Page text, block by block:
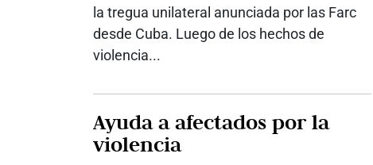
la tregua unilateral anunciada por las Farc
desde Cuba. Luego de los hechos de
violencia...
Ayuda a afectados por la
violencia